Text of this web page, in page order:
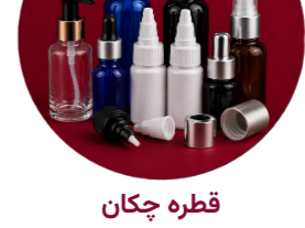
قطره چکان